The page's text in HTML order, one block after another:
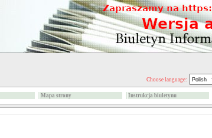
Choose language:
Mapa strony Instrukcja biuletynu